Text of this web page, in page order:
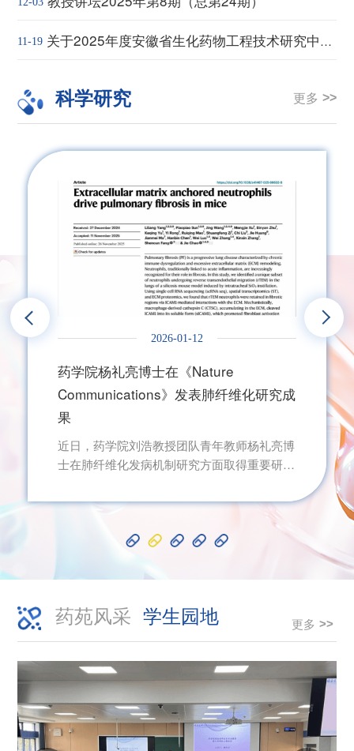
11-19 关于2025年度安徽省生化药物工程技术研究中心开放课题基金申报的通知
科学研究 更多
2026-01-12
药学院杨礼亮博士在《Nature
Communications》发表肺纤维化研究成
果
近日，药学院刘浩教授团队青年教师杨礼亮博
士在肺纤维化发病机制研究方面取得重要研究
anchored neutrophils drive pulmonary fibrosis
in mice” 为题，发表于国际顶级期刊 Nature
Communications。 肺纤维化是一类以肺组织
的严重慢性肺疾病，其中矽肺等职业相关肺纤
致病细胞来源及病理微环境调控...
药苑风采 学生园地 更多